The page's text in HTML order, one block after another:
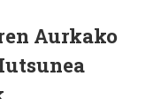
Aurkako